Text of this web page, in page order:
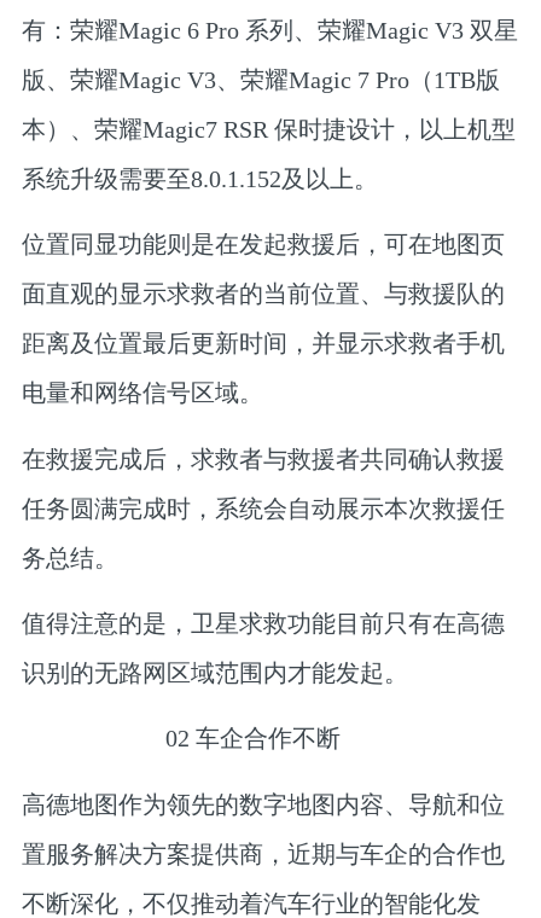
有：荣耀Magic 6 Pro 系列、荣耀Magic V3 双星
版、荣耀Magic V3、荣耀Magic 7 Pro（1TB版
本）、荣耀Magic7 RSR 保时捷设计，以上机型
系统升级需要至8.0.1.152及以上。
位置同显功能则是在发起救援后，可在地图页
面直观的显示求救者的当前位置、与救援队的
距离及位置最后更新时间，并显示求救者手机
电量和网络信号区域。
在救援完成后，求救者与救援者共同确认救援
任务圆满完成时，系统会自动展示本次救援任
务总结。
值得注意的是，卫星求救功能目前只有在高德
识别的无路网区域范围内才能发起。
02 车企合作不断
高德地图作为领先的数字地图内容、导航和位
置服务解决方案提供商，近期与车企的合作也
不断深化，不仅推动着汽车行业的智能化发